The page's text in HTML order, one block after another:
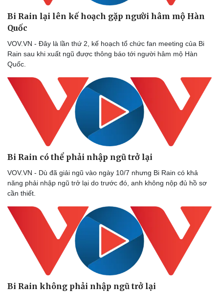
Bi Rain lại lên kế hoạch gặp người hâm mộ Hàn
Quốc
VOV.VN - Đây là lần thứ 2, kế hoạch tổ chức fan meeting của Bi
Rain sau khi xuất ngũ được thông báo tới người hâm mộ Hàn
Quốc.
Bi Rain có thể phải nhập ngũ trở lại
VOV.VN - Dù đã giải ngũ vào ngày 10/7 nhưng Bi Rain có khả
năng phải nhập ngũ trở lại do trước đó, anh không nộp đủ hồ sơ
cần thiết.
Bi Rain không phải nhập ngũ trở lại